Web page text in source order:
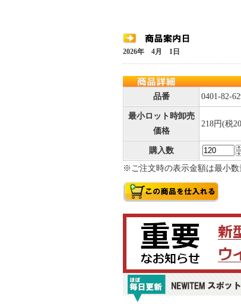
2026年 4月 1日
品番 0401-82-
最小ロット時卸売
価格
218円(税
購入数
※ご注文時の表示金額は最小数